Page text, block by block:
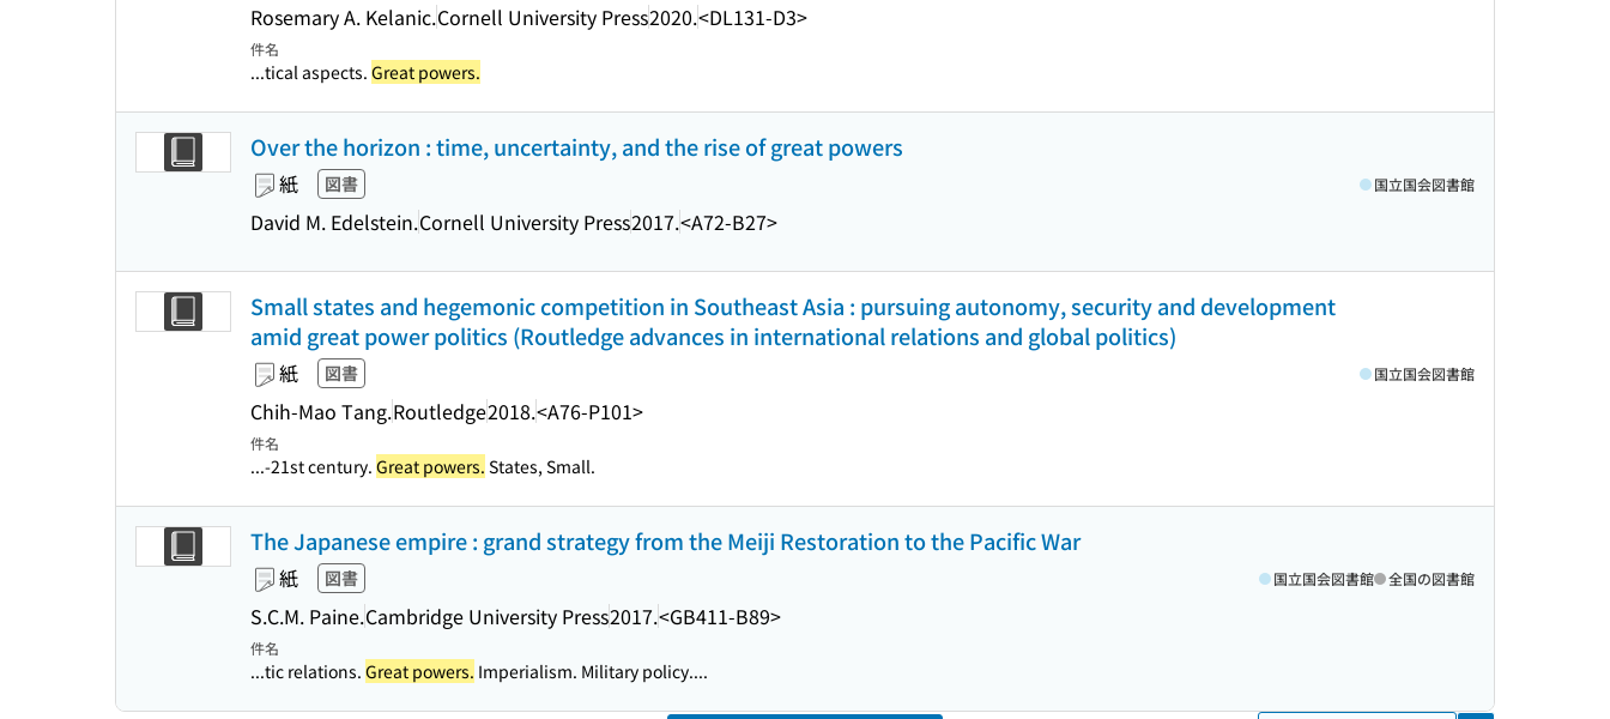
Rosemary A. Kelanic.Cornell University Press2020.<DL131-D3>
件名
...tical aspects. Great powers.
Over the horizon : time, uncertainty, and the rise of great powers
紙 図書
David M. Edelstein.Cornell University Press2017.<A72-B27>
国立国会図書館
Small states and hegemonic competition in Southeast Asia : pursuing autonomy, security and development
amid great power politics (Routledge advances in international relations and global politics)
紙 図書
Chih-Mao Tang.Routledge2018.<A76-P101>
国立国会図書館
件名
...-21st century. Great powers. States, Small.
The Japanese empire : grand strategy from the Meiji Restoration to the Pacific War
紙 図書
S.C.M. Paine.Cambridge University Press2017.<GB411-B89>
国立国会図書館 全国の図書館
件名
...tic relations. Great powers. Imperialism. Military policy....